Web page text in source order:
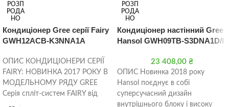
РОЗП
РОДА
НО
Кондиціонер Gree серії Fairy
GWH12ACB-K3NNA1A
ОПИС КОНДИЦІОНЕРИ СЕРІЇ
FAIRY: НОВИНКА 2017 РОКУ В
МОДЕЛЬНОМУ РЯДУ GREE
Серія спліт-систем FAIRY від
РОЗП
РОДА
НО
Кондиціонер настінний Gree
Hansol GWH09TB-S3DNA1D/I
23 408,00 ₴
ОПИС Новинка 2018 року
Hansol поєднує в собі
суперсучасний дизайн
внутрішнього блоку і високу